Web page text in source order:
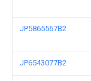
JP5865567B2
JP6543077B2